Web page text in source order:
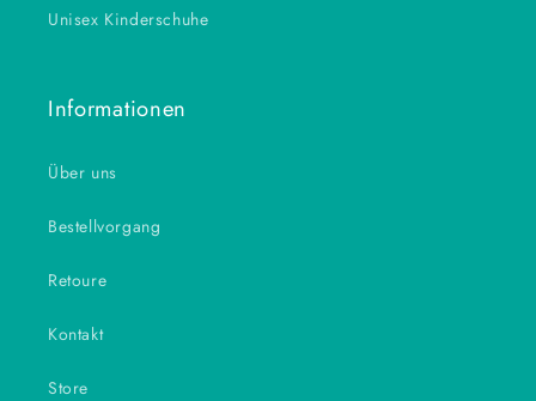
Unisex Kinderschuhe
Informationen
Über uns
Bestellvorgang
Retoure
Kontakt
Store